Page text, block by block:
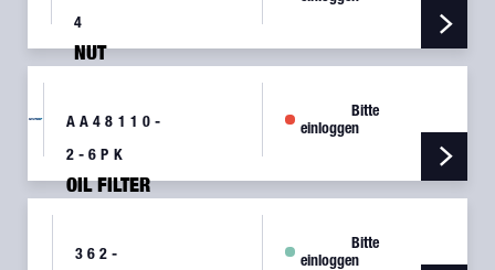
4
NUT
AA48110-
2-6PK
OIL FILTER
SIX PACK
Bitte
einloggen
362-
Bitte
einloggen